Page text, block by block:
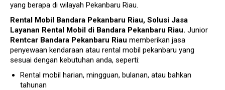
yang berapa di wilayah Pekanbaru Riau.
Rental Mobil Bandara Pekanbaru Riau, Solusi Jasa
Layanan Rental Mobil di Bandara Pekanbaru Riau. Junior
Rentcar Bandara Pekanbaru Riau memberikan jasa
penyewaan kendaraan atau rental mobil pekanbaru yang
sesuai dengan kebutuhan anda, seperti:
Rental mobil harian, mingguan, bulanan, atau bahkan
tahunan